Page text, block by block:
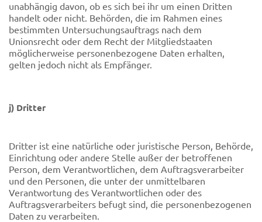
unabhängig davon, ob es sich bei ihr um einen Dritten
handelt oder nicht. Behörden, die im Rahmen eines
bestimmten Untersuchungsauftrags nach dem
Unionsrecht oder dem Recht der Mitgliedstaaten
möglicherweise personenbezogene Daten erhalten,
gelten jedoch nicht als Empfänger.
j) Dritter
Dritter ist eine natürliche oder juristische Person, Behörde,
Einrichtung oder andere Stelle außer der betroffenen
Person, dem Verantwortlichen, dem Auftragsverarbeiter
und den Personen, die unter der unmittelbaren
Verantwortung des Verantwortlichen oder des
Auftragsverarbeiters befugt sind, die personenbezogenen
Daten zu verarbeiten.